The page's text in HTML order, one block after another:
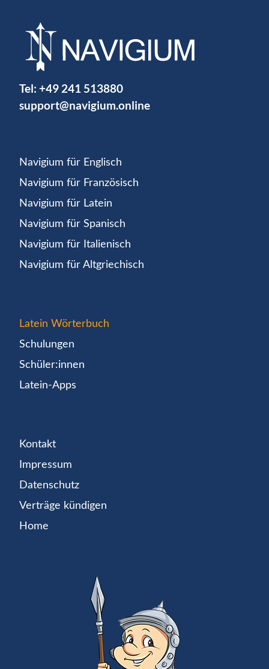
Tel: +49 241 513880
support@navigium.online
Navigium für Englisch
Navigium für Französisch
Navigium für Latein
Navigium für Spanisch
Navigium für Italienisch
Navigium für Altgriechisch
Latein Wörterbuch
Schulungen
Schüler:innen
Latein-Apps
Kontakt
Impressum
Datenschutz
Verträge kündigen
Home